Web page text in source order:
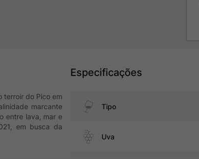
terroir do Pico em
marcante
entre lava, mar e
em busca da
Especificações
Tipo
Uva